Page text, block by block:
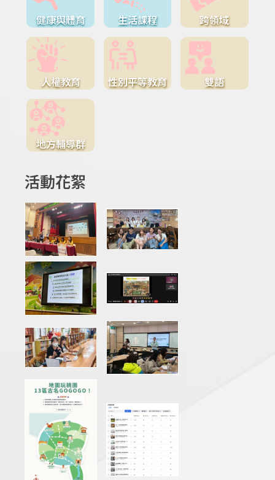
健康與體育 生活課程 跨領域
人權教育 性別平等教育 雙語
地方輔導群
活動花絮